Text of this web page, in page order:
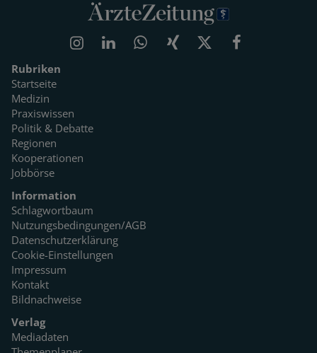
Rubriken
Startseite
Medizin
Praxiswissen
Politik & Debatte
Regionen
Kooperationen
Jobbörse
Information
Schlagwortbaum
Nutzungsbedingungen/AGB
Datenschutzerklärung
Cookie-Einstellungen
Impressum
Kontakt
Bildnachweise
Verlag
Mediadaten